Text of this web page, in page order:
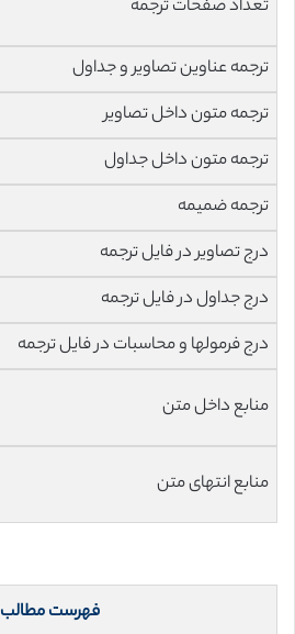
تعداد صفحات ترجمه
ترجمه عناوین تصاویر و جداول
ترجمه متون داخل تصاویر
ترجمه متون داخل جداول
ترجمه ضمیمه
درج تصاویر در فایل ترجمه
درج جداول در فایل ترجمه
درج فرمولها و محاسبات در فایل ترجمه
منابع داخل متن
منابع انتهای متن
فهرست مطالب